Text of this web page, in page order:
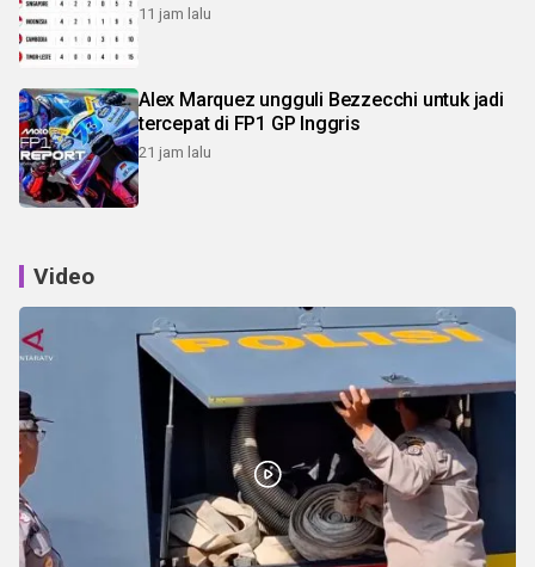
11 jam lalu
Alex Marquez ungguli Bezzecchi untuk jadi
tercepat di FP1 GP Inggris
21 jam lalu
Video